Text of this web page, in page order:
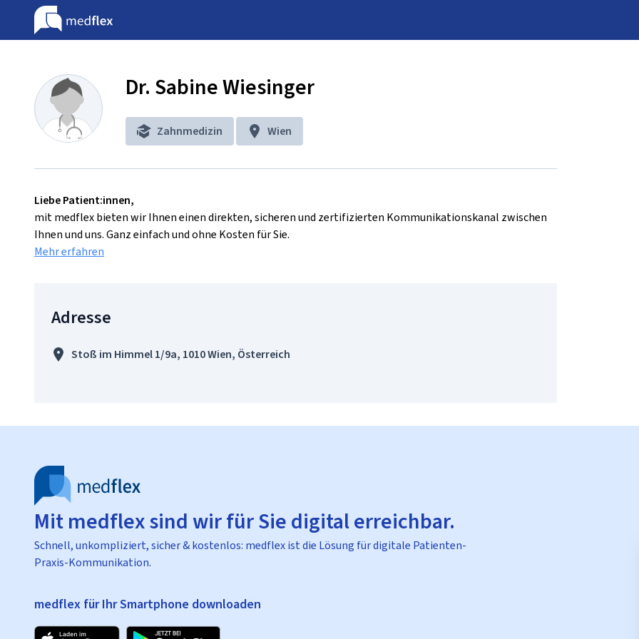
Dr. Sabine Wiesinger
Zahnmedizin Wien
Liebe Patient:innen,
mit medflex bieten wir Ihnen einen direkten, sicheren und zertifizierten Kommunikationskanal zwischen
Ihnen und uns. Ganz einfach und ohne Kosten für Sie.
Mehr erfahren
Adresse
Stoß im Himmel 1/9a, 1010 Wien, Österreich
Mit medflex sind wir für Sie digital erreichbar.
Schnell, unkompliziert, sicher & kostenlos: medflex ist die Lösung für digitale Patienten-
Praxis-Kommunikation.
medflex für Ihr Smartphone downloaden